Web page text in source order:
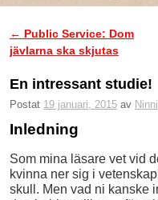
Inläggsnavigering
← Public Service: Dom
jävlarna ska skjutas
En intressant studie!
Postat 19 januari, 2015 av Ninni
Inledning
Som mina läsare vet vid
kvinna ner sig i
skull. Men vad ni kanske